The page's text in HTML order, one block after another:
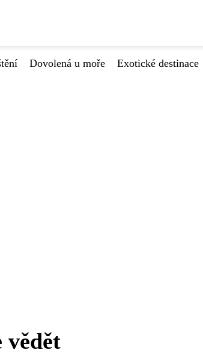
Dovolená u moře Exotické destinace
vědět